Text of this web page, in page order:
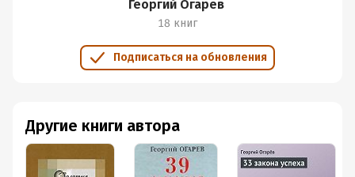
Георгий Огарёв
18 книг
Подписаться на обновления
Другие книги автора